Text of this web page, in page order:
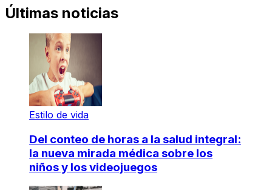
Últimas noticias
Estilo de vida
Del conteo de horas a la salud integral:
la nueva mirada médica sobre los
niños y los videojuegos